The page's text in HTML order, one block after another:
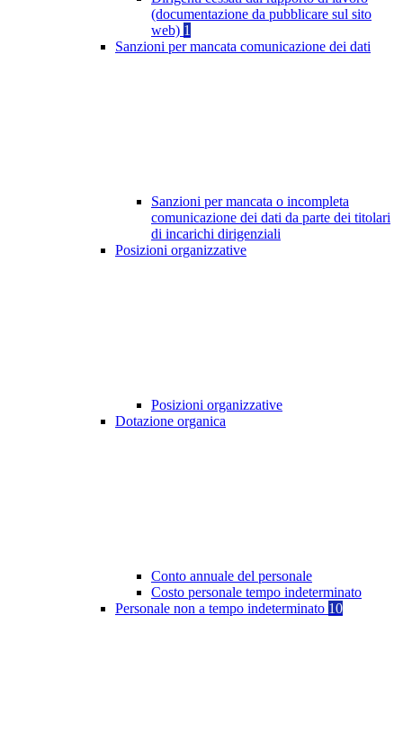
(documentazione da pubblicare sul sito
web) 1
Sanzioni per mancata comunicazione dei dati
Sanzioni per mancata o incompleta
comunicazione dei dati da parte dei titolari
di incarichi dirigenziali
Posizioni organizzative
Posizioni organizzative
Dotazione organica
Conto annuale del personale
Costo personale tempo indeterminato
Personale non a tempo indeterminato 10